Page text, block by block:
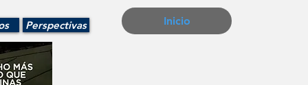
Perspectivas Inicio